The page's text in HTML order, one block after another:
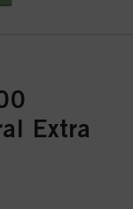
Extra